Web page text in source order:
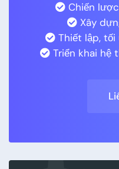
Chiến
Xây
Thiết lập,
Triển khai hệ